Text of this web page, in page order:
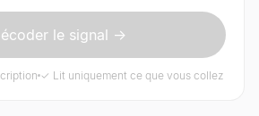
le signal →
✓ Lit uniquement ce que vous collez